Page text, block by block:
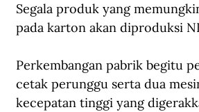
Segala produk yang
pada karton akan diproduksi
Perkembangan pabrik begitu
cetak perunggu serta dua
kecepatan tinggi yang